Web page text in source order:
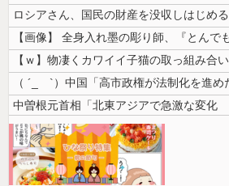
ロシアさん、国民の財産を没収しはじめる
【ｗ】物凄くカワイイ子猫の取っ組み合い
中曽根元首相「北東アジアで急激な変化